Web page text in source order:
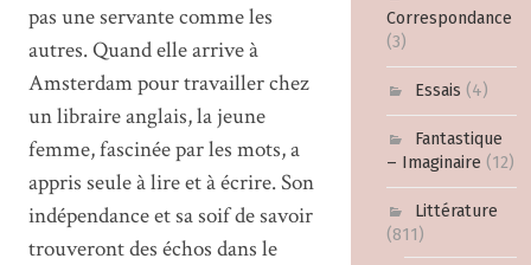
Correspondance
(3)
Essais (4)
Fantastique
– Imaginaire (12)
Littérature
(811)
pas une servante comme les
autres. Quand elle arrive à
Amsterdam pour travailler chez
un libraire anglais, la jeune
femme, fascinée par les mots, a
appris seule à lire et à écrire. Son
indépendance et sa soif de savoir
trouveront des échos dans le